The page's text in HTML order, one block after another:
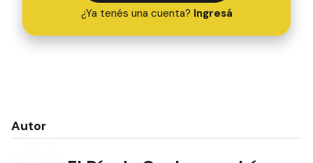
¿Ya tenés una cuenta? Ingresá
Autor